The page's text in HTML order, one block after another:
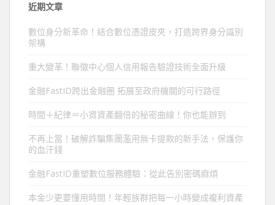
近期文章
數位身分新革命！結合數位憑證皮夾，打造跨界身分識別
架構
重大變革！聯徵中心個人信用報告驗證技術全面升級
金融FastID跨出金融圈 拓展至政府機關的可行路徑
時間＋紀律＝小資資產翻倍的秘密曲線！你也能辦到
不再上當！破解詐騙集團濫用無卡提款的新手法，保護你
的血汗錢
金融FastID重塑數位服務體驗：從此告別密碼麻煩
本金少更要懂用時間！年輕族群把每一小時變成複利資產